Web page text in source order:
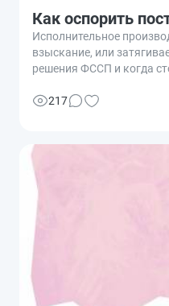
Как оспорить
Исполнительное
взыскание, или
решения ФССП и когда
217